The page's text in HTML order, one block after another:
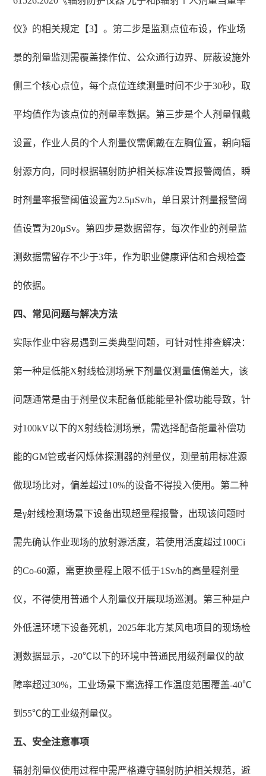
仪》的相关规定【3】。第二步是监测点位布设，作业场
景的剂量监测需覆盖操作位、公众通行边界、屏蔽设施外
侧三个核心点位，每个点位连续测量时间不少于30秒，取
平均值作为该点位的剂量率数据。第三步是个人剂量佩戴
设置，作业人员的个人剂量仪需佩戴在左胸位置，朝向辐
射源方向，同时根据辐射防护相关标准设置报警阈值，瞬
时剂量率报警阈值设置为2.5μSv/h，单日累计剂量报警阈
值设置为20μSv。第四步是数据留存，每次作业的剂量监
测数据需留存不少于3年，作为职业健康评估和合规检查
的依据。
四、常见问题与解决方法
实际作业中容易遇到三类典型问题，可针对性排查解决：
第一种是低能X射线检测场景下剂量仪测量值偏差大，该
问题通常是由于剂量仪未配备低能能量补偿功能导致，针
对100kV以下的X射线检测场景，需选择配备能量补偿功
能的GM管或者闪烁体探测器的剂量仪，测量前用标准源
做现场比对，偏差超过10%的设备不得投入使用。第二种
是γ射线检测场景下设备出现超量程报警，出现该问题时
需先确认作业现场的放射源活度，若使用活度超过100Ci
的Co-60源，需更换量程上限不低于1Sv/h的高量程剂量
仪，不得使用普通个人剂量仪开展现场巡测。第三种是户
外低温环境下设备死机，2025年北方某风电项目的现场检
测数据显示，-20℃以下的环境中普通民用级剂量仪的故
障率超过30%，工业场景下需选择工作温度范围覆盖-40℃
到55℃的工业级剂量仪。
五、安全注意事项
辐射剂量仪使用过程中需严格遵守辐射防护相关规范，避